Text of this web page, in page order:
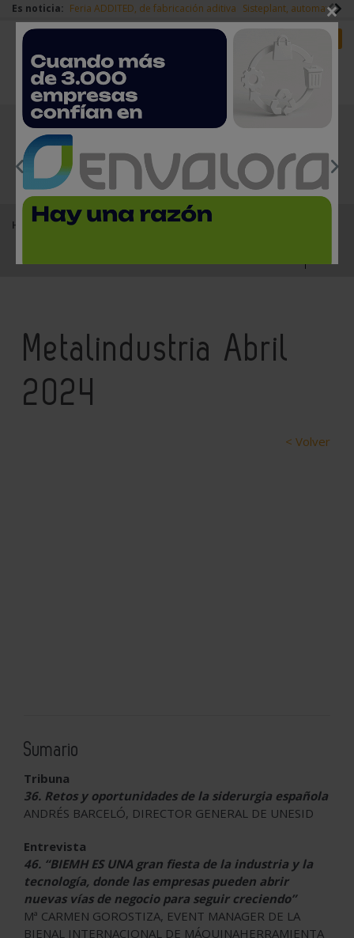
Es noticia: Feria ADDITED, de fabricación aditiva Sisteplant,
Redes Sociales Login empresas
EMPRESAS PREMIUM
Home Kiosco Metalindustria Abril 2024
Metalindustria Abril
2024
< Volver
Sumario
Tribuna
36. Retos y oportunidades de la siderurgia española
ANDRÉS BARCELÓ, DIRECTOR GENERAL DE UNESID
Entrevista
46. “BIEMH ES UNA gran fiesta de la industria y la
tecnología, donde las empresas pueden abrir
nuevas vías de negocio para seguir creciendo”
Mª CARMEN GOROSTIZA, EVENT MANAGER DE LA
BIENAL INTERNACIONAL DE MÁQUINAHERRAMIENTA
×